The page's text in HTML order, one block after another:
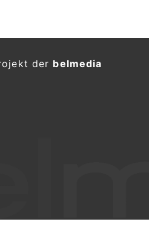
der belmedia